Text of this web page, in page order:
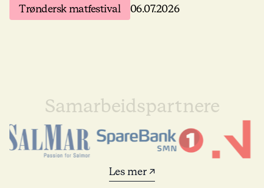
Trøndersk matfestival 06.07.2026
Samarbeidspartnere
Les mer ↗